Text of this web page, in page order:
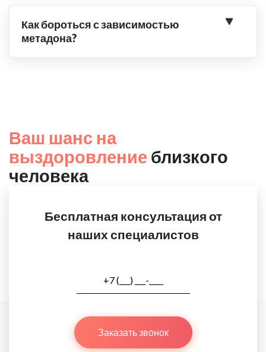
Как бороться с зависимостью
метадона?
Ваш шанс на
выздоровление близкого
человека
Бесплатная консультация от
наших специалистов
Заказать звонок